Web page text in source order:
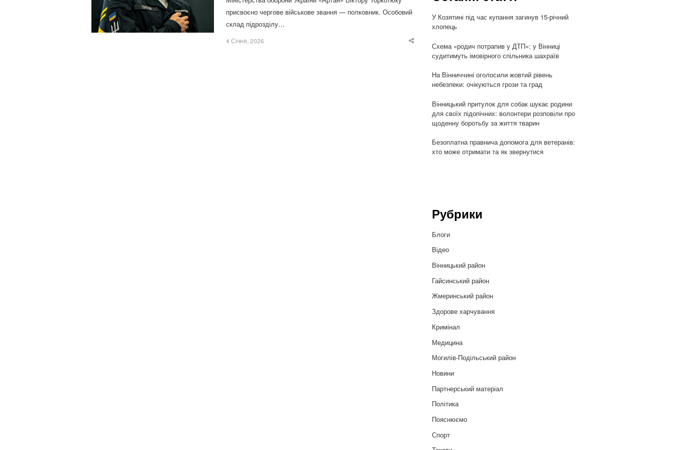
присвоєно чергове військове звання — полковник. Особовий
склад підрозділу…
4 Січня, 2026
Share
У Козятині під час купання загинув 15-річний
хлопець
Схема «родич потрапив у ДТП»: у Вінниці
судитимуть імовірного спільника шахраїв
На Вінниччині оголосили жовтий рівень
небезпеки: очікуються грози та град
Вінницький притулок для собак шукає родини
для своїх підопічних: волонтери розповіли про
щоденну боротьбу за життя тварин
Безоплатна правнича допомога для ветеранів:
хто може отримати та як звернутися
Рубрики
Блоги
Відео
Вінницький район
Гайсинський район
Жмеринський район
Здорове харчування
Кримінал
Медицина
Могилів-Подільський район
Новини
Партнерський матеріал
Політика
Пояснюємо
Спорт